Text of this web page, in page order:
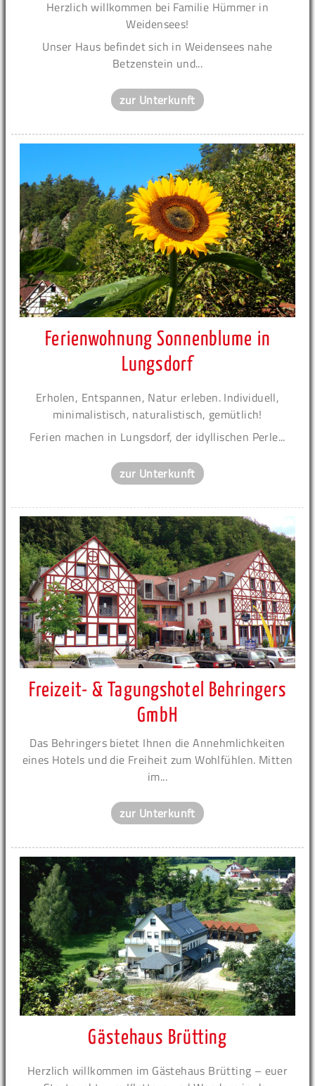
Herzlich willkommen bei Familie Hümmer in
Weidensees!
Unser Haus befindet sich in Weidensees nahe
Betzenstein und...
zur Unterkunft
Ferienwohnung Sonnenblume in
Lungsdorf
Erholen, Entspannen, Natur erleben. Individuell,
minimalistisch, naturalistisch, gemütlich!
Ferien machen in Lungsdorf, der idyllischen Perle...
zur Unterkunft
Freizeit- & Tagungshotel Behringers
GmbH
Das Behringers bietet Ihnen die Annehmlichkeiten
eines Hotels und die Freiheit zum Wohlfühlen. Mitten
im...
zur Unterkunft
Gästehaus Brütting
Herzlich willkommen im Gästehaus Brütting – euer